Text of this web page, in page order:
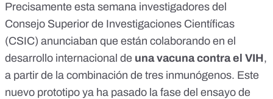
Precisamente esta semana investigadores del
Consejo Superior de Investigaciones Científicas
(CSIC) anunciaban que están colaborando en el
desarrollo internacional de una vacuna contra el VIH,
a partir de la combinación de tres inmunógenos. Este
nuevo prototipo ya ha pasado la fase del ensayo de